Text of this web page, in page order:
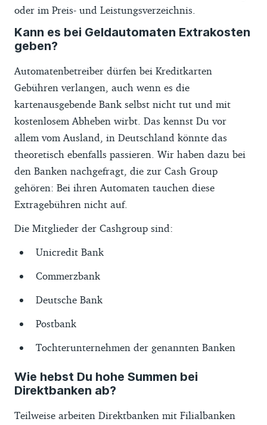
oder im Preis- und Leistungsverzeichnis.
Kann es bei Geldautomaten Extrakosten
geben?
Automatenbetreiber dürfen bei Kreditkarten
Gebühren verlangen, auch wenn es die
kartenausgebende Bank selbst nicht tut und mit
kostenlosem Abheben wirbt. Das kennst Du vor
allem vom Ausland, in Deutschland könnte das
theoretisch ebenfalls passieren. Wir haben dazu bei
den Banken nachgefragt, die zur Cash Group
gehören: Bei ihren Automaten tauchen diese
Extragebühren nicht auf.
Die Mitglieder der Cashgroup sind:
Unicredit Bank
Commerzbank
Deutsche Bank
Postbank
Tochterunternehmen der genannten Banken
Wie hebst Du hohe Summen bei
Direktbanken ab?
Teilweise arbeiten Direktbanken mit Filialbanken